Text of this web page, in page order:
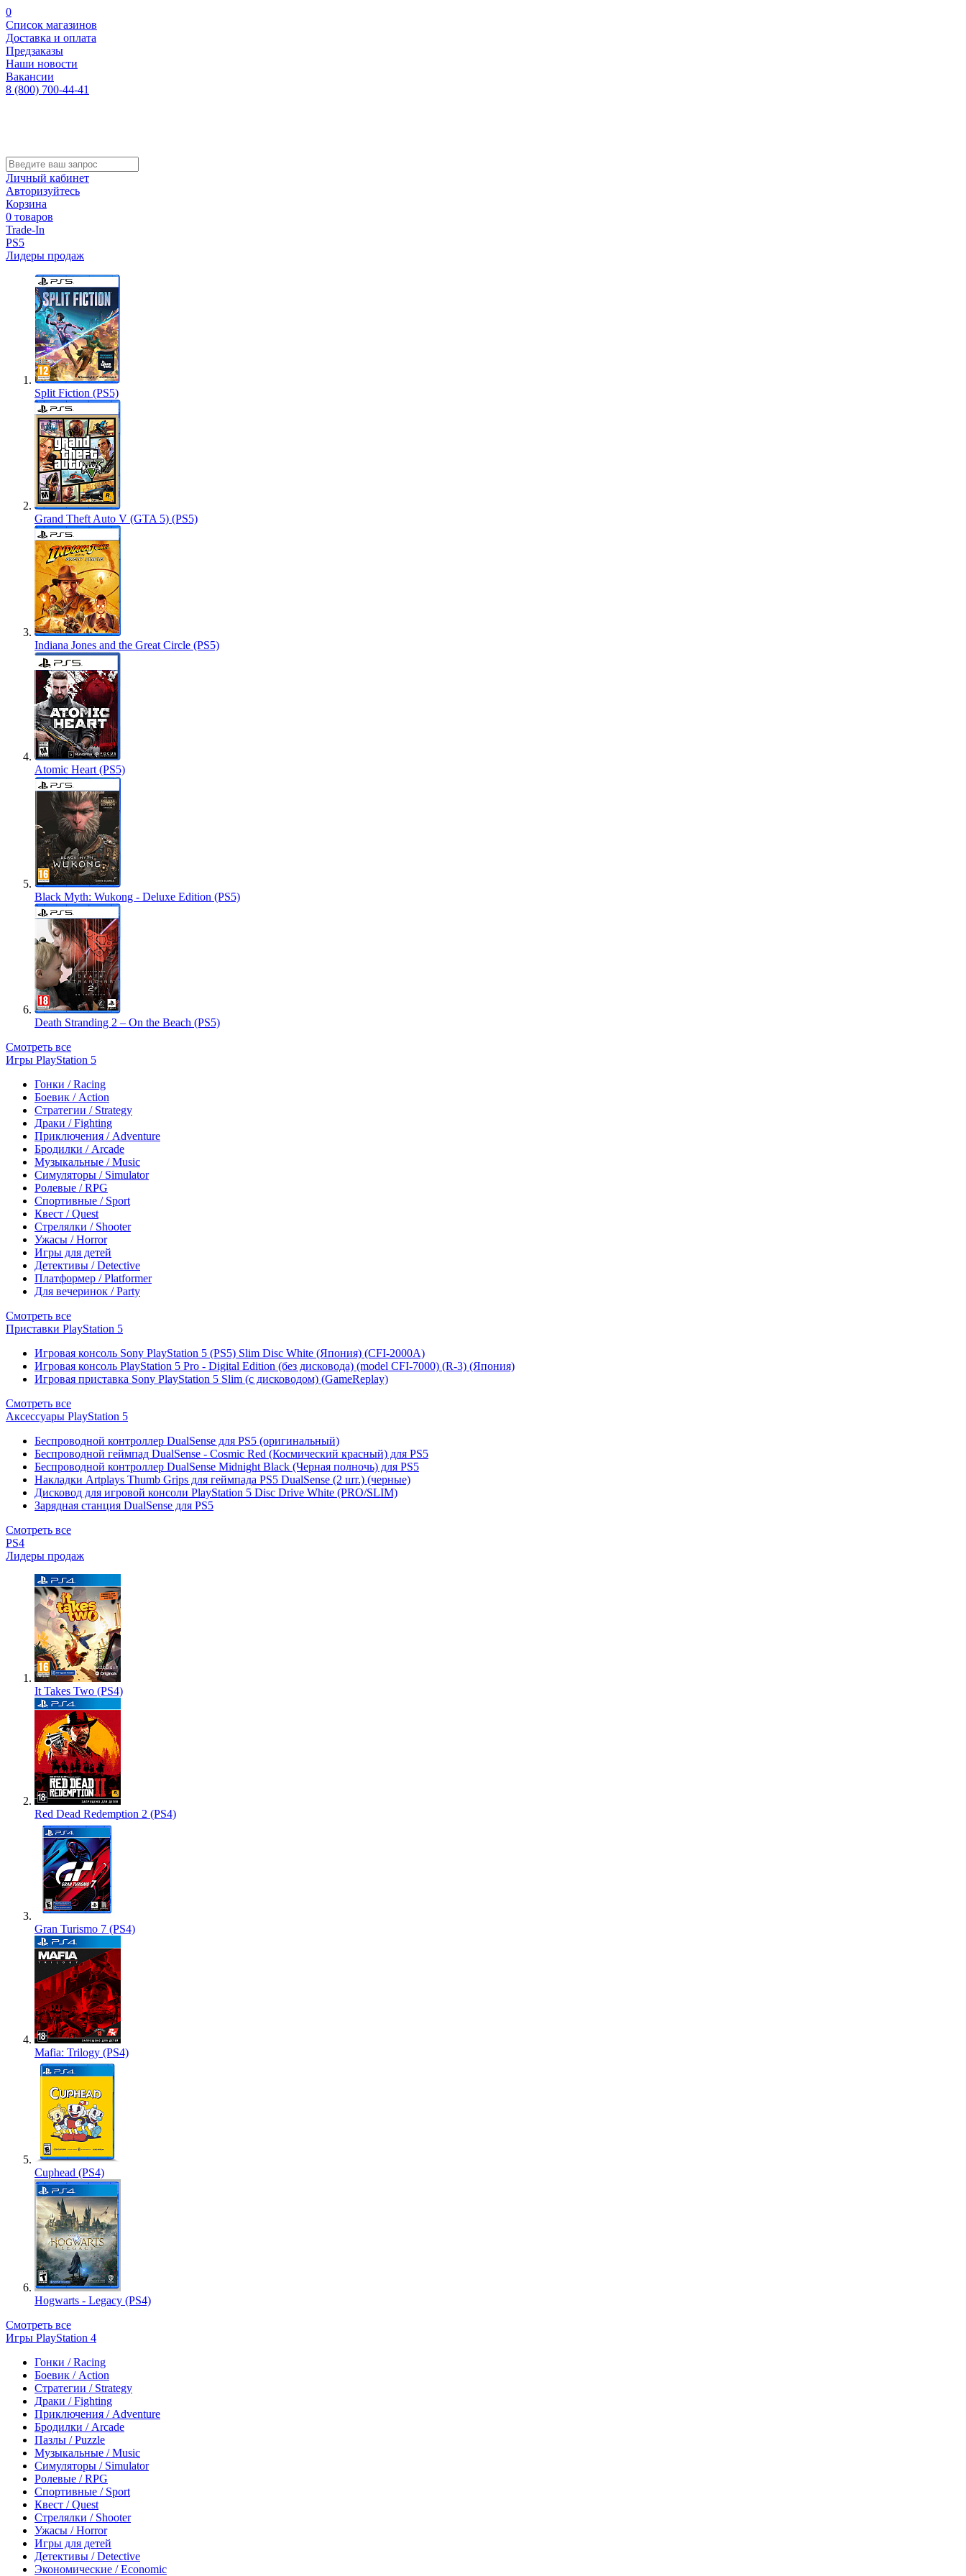
0
Список магазинов
Доставка и оплата
Предзаказы
Наши новости
Вакансии
8 (800) 700-44-41
Личный кабинет
Авторизуйтесь
Корзина
0 товаров
Trade-In
PS5
Лидеры продаж
Split Fiction (PS5)
Grand Theft Auto V (GTA 5) (PS5)
Indiana Jones and the Great Circle (PS5)
Atomic Heart (PS5)
Black Myth: Wukong - Deluxe Edition (PS5)
Death Stranding 2 – On the Beach (PS5)
Смотреть все
Игры PlayStation 5
Гонки / Racing
Боевик / Action
Стратегии / Strategy
Драки / Fighting
Приключения / Adventure
Бродилки / Arcade
Музыкальные / Music
Симуляторы / Simulator
Ролевые / RPG
Спортивные / Sport
Квест / Quest
Стрелялки / Shooter
Ужасы / Horror
Игры для детей
Детективы / Detective
Платформер / Platformer
Для вечеринок / Party
Смотреть все
Приставки PlayStation 5
Игровая консоль Sony PlayStation 5 (PS5) Slim Disc White (Япония) (CFI-2000A)
Игровая консоль PlayStation 5 Pro - Digital Edition (без дисковода) (model CFI-7000) (R-3) (Япония)
Игровая приставка Sony PlayStation 5 Slim (с дисководом) (GameReplay)
Смотреть все
Аксессуары PlayStation 5
Беспроводной контроллер DualSense для PS5 (оригинальный)
Беспроводной геймпад DualSense - Cosmic Red (Космический красный) для PS5
Беспроводной контроллер DualSense Midnight Black (Черная полночь) для PS5
Накладки Artplays Thumb Grips для геймпада PS5 DualSense (2 шт.) (черные)
Дисковод для игровой консоли PlayStation 5 Disc Drive White (PRO/SLIM)
Зарядная станция DualSense для PS5
Смотреть все
PS4
Лидеры продаж
It Takes Two (PS4)
Red Dead Redemption 2 (PS4)
Gran Turismo 7 (PS4)
Mafia: Trilogy (PS4)
Cuphead (PS4)
Hogwarts - Legacy (PS4)
Смотреть все
Игры PlayStation 4
Гонки / Racing
Боевик / Action
Стратегии / Strategy
Драки / Fighting
Приключения / Adventure
Бродилки / Arcade
Пазлы / Puzzle
Музыкальные / Music
Симуляторы / Simulator
Ролевые / RPG
Спортивные / Sport
Квест / Quest
Стрелялки / Shooter
Ужасы / Horror
Игры для детей
Детективы / Detective
Экономические / Economic